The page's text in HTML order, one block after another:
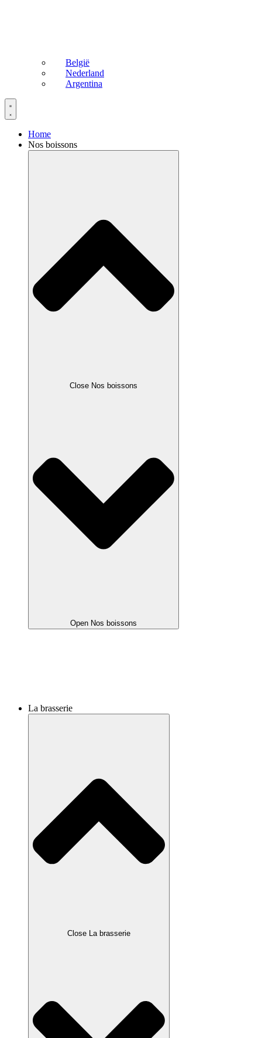
België
Nederland
Argentina
Home
Nos boissons
Close Nos boissons
Open Nos boissons
La brasserie
Close La brasserie